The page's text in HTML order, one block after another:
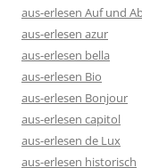
aus-erlesen Auf und
aus-erlesen azur
aus-erlesen bella
aus-erlesen Bio
aus-erlesen Bonjour
aus-erlesen capitol
aus-erlesen de Lux
aus-erlesen historisch